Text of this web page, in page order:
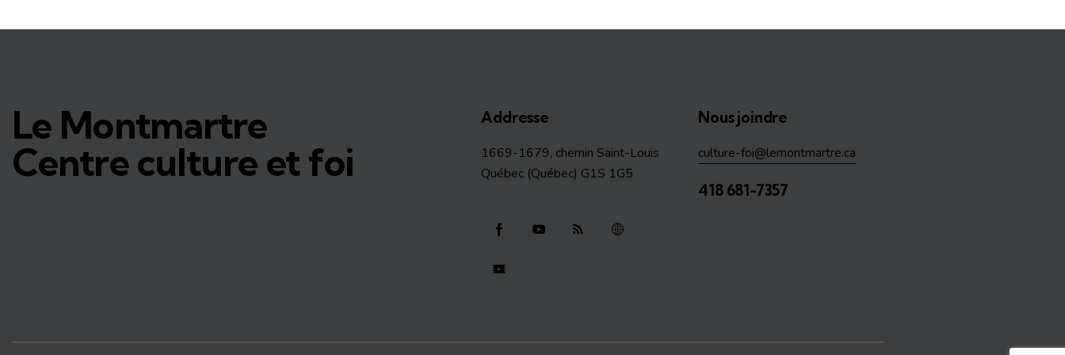
Le Montmartre
Centre culture et foi
Addresse
1669-1679, chemin Saint-Louis
Québec (Québec) G1S 1G5
Nous joindre
culture-foi@lemontmartre.ca
418 681-7357